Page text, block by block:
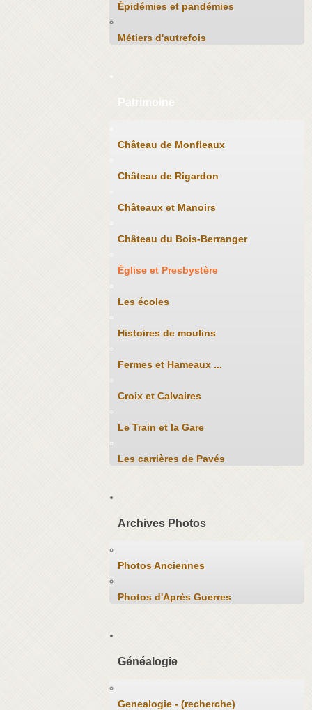
Épidémies et pandémies
Métiers d'autrefois
Patrimoine
Château de Monfleaux
Château de Rigardon
Châteaux et Manoirs
Château du Bois-Berranger
Église et Presbystère
Les écoles
Histoires de moulins
Fermes et Hameaux ...
Croix et Calvaires
Le Train et la Gare
Les carrières de Pavés
Archives Photos
Photos Anciennes
Photos d'Après Guerres
Généalogie
Genealogie - (recherche)